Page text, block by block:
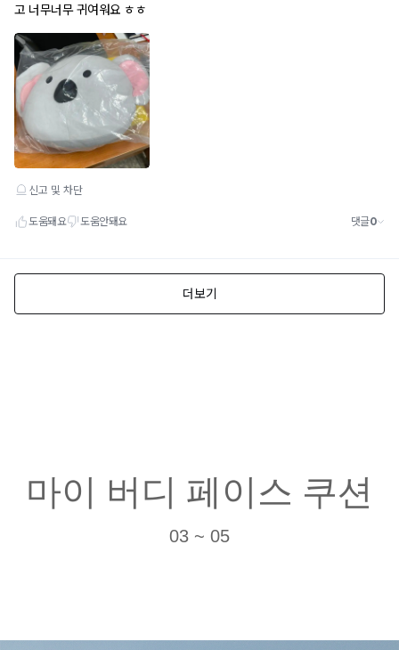
마이 버디 페이스 쿠션
03 ~ 05